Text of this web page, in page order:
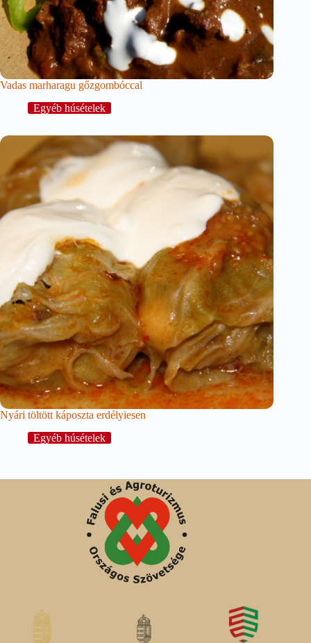
Vadas marharagu gőzgombóccal
Egyéb húsételek
Nyári töltött káposzta erdélyiesen
Egyéb húsételek